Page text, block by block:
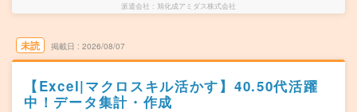
派遣会社 旭化成アミダス株式会社
未読 掲載日 2026/08/07
【Excel|マクロスキル活かす】40.50代活躍
中！データ集計・作成